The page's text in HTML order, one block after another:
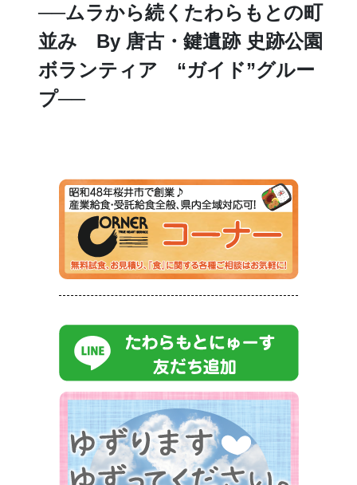
──ムラから続くたわらもとの町
並み By 唐古・鍵遺跡 史跡公園
ボランティア “ガイド”グルー
プ──